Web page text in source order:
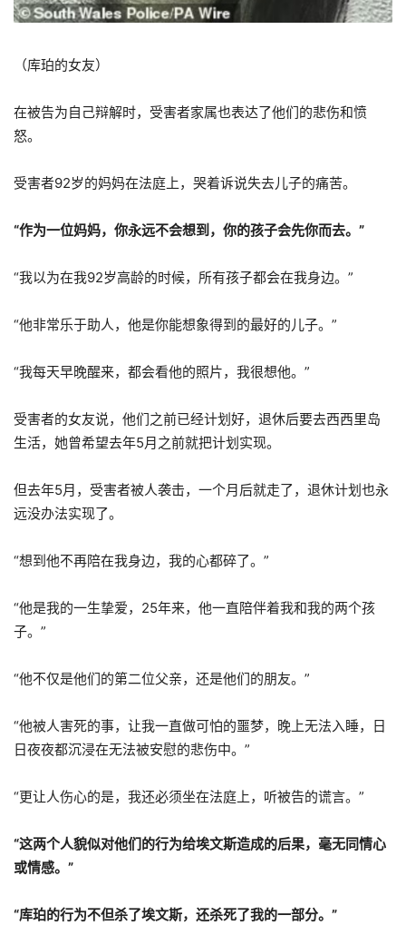
（库珀的女友）
在被告为自己辩解时，受害者家属也表达了他们的悲伤和愤
怒。
受害者92岁的妈妈在法庭上，哭着诉说失去儿子的痛苦。
“作为一位妈妈，你永远不会想到，你的孩子会先你而去。”
“我以为在我92岁高龄的时候，所有孩子都会在我身边。”
“他非常乐于助人，他是你能想象得到的最好的儿子。”
“我每天早晚醒来，都会看他的照片，我很想他。”
受害者的女友说，他们之前已经计划好，退休后要去西西里岛
生活，她曾希望去年5月之前就把计划实现。
但去年5月，受害者被人袭击，一个月后就走了，退休计划也永
远没办法实现了。
“想到他不再陪在我身边，我的心都碎了。”
“他是我的一生挚爱，25年来，他一直陪伴着我和我的两个孩
子。”
“他不仅是他们的第二位父亲，还是他们的朋友。”
“他被人害死的事，让我一直做可怕的噩梦，晚上无法入睡，日
日夜夜都沉浸在无法被安慰的悲伤中。”
“更让人伤心的是，我还必须坐在法庭上，听被告的谎言。”
“这两个人貌似对他们的行为给埃文斯造成的后果，毫无同情心
或情感。”
“库珀的行为不但杀了埃文斯，还杀死了我的一部分。”